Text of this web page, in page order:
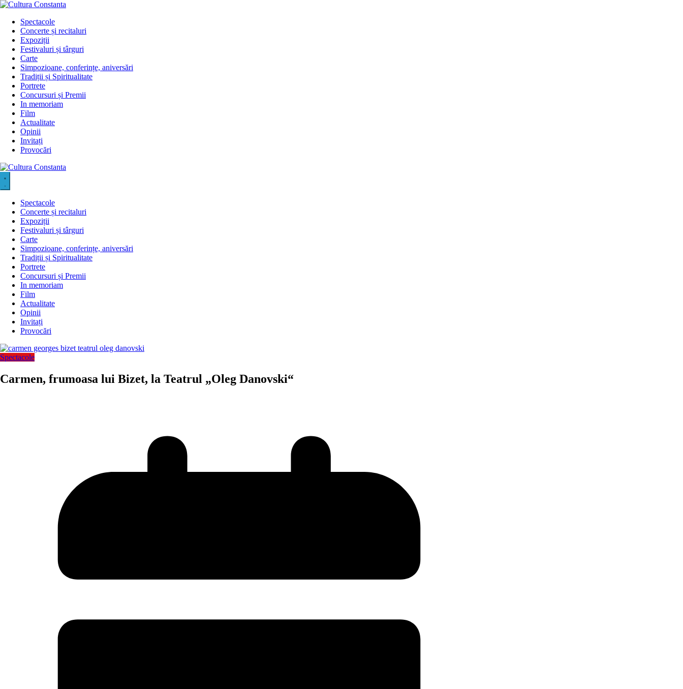
Sari
conținutSpectacole
Concerte și recitaluri
Expoziții
Festivaluri și târguri
Carte
Simpozioane, conferințe, aniversări
Tradiții și Spiritualitate
Portrete
Concursuri și Premii
In memoriam
Film
Actualitate
Opinii
Invitați
Provocări
Spectacole
Concerte și recitaluri
Expoziții
Festivaluri și târguri
Carte
Simpozioane, conferințe, aniversări
Tradiții și Spiritualitate
Portrete
Concursuri și Premii
In memoriam
Film
Actualitate
Opinii
Invitați
Provocări
Spectacole
Carmen, frumoasa lui Bizet, la Teatrul „Oleg Danovski“